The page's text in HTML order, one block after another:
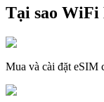
Tại sao WiFi
Mua và cài đặt eSIM